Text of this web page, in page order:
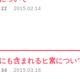
22 2015.02.14
も含まれるヒ素につい
34 2015.03.16